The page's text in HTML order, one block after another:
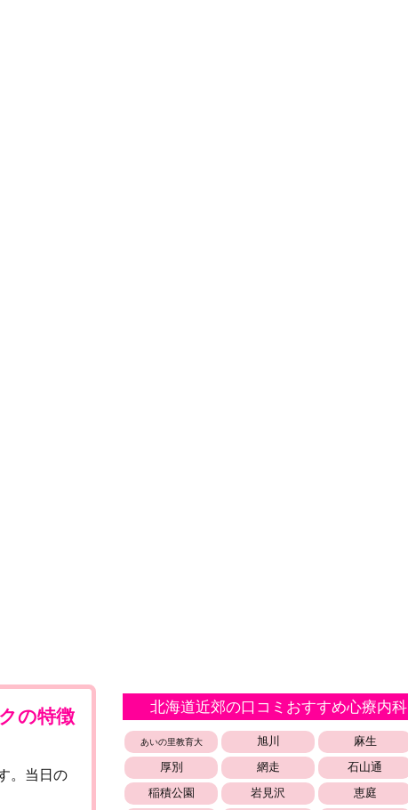
の特徴
。当日の
北海道近郊の口コミおすすめ心療内科
あいの里教育大 旭川
麻生
厚別
網走
石山通
稲積公園
岩見沢
恵庭